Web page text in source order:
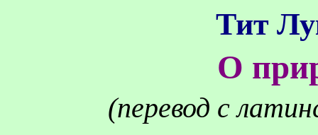
Тит
О
(перевод с